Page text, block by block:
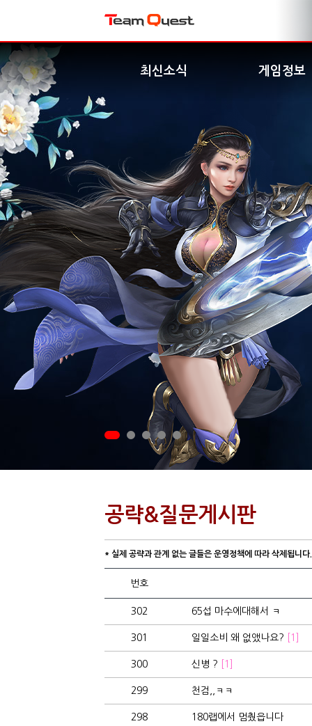
최신소식 게임정보
공략&질문게시판
* 실제 공략과 관계 없는 글들은 운영정책에 따라 삭제됩니다.
번호
302 65섭 마수에대해서 ㅋ
301 일일소비 왜 없앴나요? [1]
300 신병 ? [1]
299 천검,,ㅋㅋ
298 180랩에서 멈췄읍니다